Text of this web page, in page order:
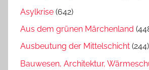
Asylkrise (642)
Aus dem grünen Märchenland
Ausbeutung der Mittelschicht (244)
Bauwesen, Architektur,